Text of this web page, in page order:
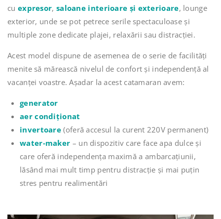
cu expresor, saloane interioare și exterioare, lounge
exterior, unde se pot petrece serile spectaculoase și
multiple zone dedicate plajei, relaxării sau distracției.
Acest model dispune de asemenea de o serie de facilități
menite să mărească nivelul de confort și independență al
vacanței voastre. Așadar la acest catamaran avem:
generator
aer condiționat
invertoare (oferă accesul la curent 220V permanent)
water-maker – un dispozitiv care face apa dulce și
care oferă independența maximă a ambarcațiunii,
lăsând mai mult timp pentru distracție și mai puțin
stres pentru realimentări